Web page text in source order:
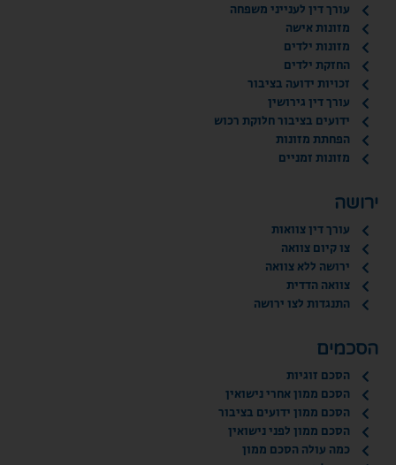
עורך דין לענייני משפחה
מזונות אישה
מזונות ילדים
החזקת ילדים
זכויות ידועה בציבור
עורך דין גירושין
ידועים בציבור חלוקת רכוש
הפחתת מזונות
מזונות זמניים
ירושה
עורך דין צוואות
צו קיום צוואה
ירושה ללא צוואה
צוואה הדדית
התנגדות לצו ירושה
הסכמים
הסכם זוגיות
הסכם ממון אחרי נישואין
הסכם ממון ידועים בציבור
הסכם ממון לפני נישואין
כמה עולה הסכם ממון